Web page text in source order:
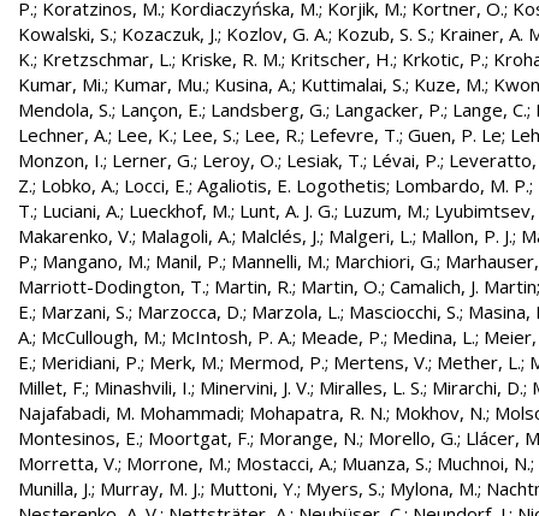
P.; Koratzinos, M.; Kordiaczyńska, M.; Korjik, M.; Kortner, O.;
Kowalski, S.; Kozaczuk, J.; Kozlov, G. A.; Kozub, S. S.; Krainer, A.
K.; Kretzschmar, L.; Kriske, R. M.; Kritscher, H.; Krkotic, P.;
Kumar, Mi.; Kumar, Mu.; Kusina, A.; Kuttimalai, S.; Kuze, M.;
Mendola, S.; Lançon, E.; Landsberg, G.; Langacker, P.; Lange, C.;
Lechner, A.; Lee, K.; Lee, S.; Lee, R.; Lefevre, T.; Guen, P. Le;
Monzon, I.; Lerner, G.; Leroy, O.; Lesiak, T.; Lévai, P.; Leveratto,
Z.; Lobko, A.; Locci, E.; Agaliotis, E. Logothetis; Lombardo, M. P.;
T.; Luciani, A.; Lueckhof, M.; Lunt, A. J. G.; Luzum, M.; Lyubimtsev,
Makarenko, V.; Malagoli, A.; Malclés, J.; Malgeri, L.; Mallon, P. J.;
P.; Mangano, M.; Manil, P.; Mannelli, M.; Marchiori, G.;
Marriott-Dodington, T.; Martin, R.; Martin, O.; Camalich, J. Martin
E.; Marzani, S.; Marzocca, D.; Marzola, L.; Masciocchi, S.; Masina,
A.; McCullough, M.; McIntosh, P. A.; Meade, P.; Medina, L.; Meier,
E.; Meridiani, P.; Merk, M.; Mermod, P.; Mertens, V.; Mether, L.;
Millet, F.; Minashvili, I.; Minervini, J. V.; Miralles, L. S.; Mirarchi, D.;
Najafabadi, M. Mohammadi; Mohapatra, R. N.; Mokhov, N.;
Montesinos, E.; Moortgat, F.; Morange, N.; Morello, G.; Llácer,
Morretta, V.; Morrone, M.; Mostacci, A.; Muanza, S.; Muchnoi, N.;
Munilla, J.; Murray, M. J.; Muttoni, Y.; Myers, S.; Mylona, M.;